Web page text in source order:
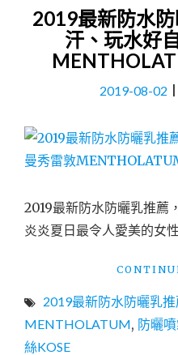
2019最新防水
汗、玩水好
2019-08-02
2019最新防水防曬乳推薦
炎炎夏日最令人愛美的女
2019最新防水防曬乳推
MENTHOLATUM, 防曬
絲KOSE